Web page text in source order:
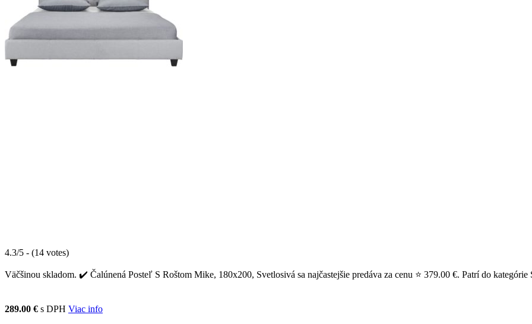
4.3/5 - (14 votes)
Väčšinou skladom. ✔️ Čalúnená Posteľ S Roštom Mike, 180x200, Svetlosivá sa najčastejšie predáva za cenu ⭐ 379.00 €. Patrí do kategórie
289.00 € s DPH Viac info